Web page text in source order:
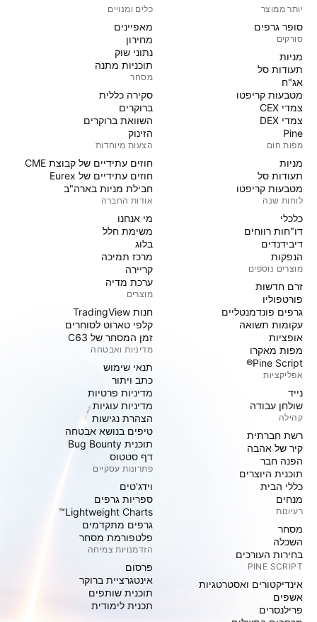
יותר ממוצר
סופר גרפים
סורקים
מניות‏
תעודות סל
אג"ח
מטבעות קריפטו
צמדי CEX
צמדי DEX
Pine
מפות חום
מניות‏
תעודות סל
מטבעות קריפטו
לוחות שנה
כלכלי
דו"חות רווחים
דיבידנדים
הנפקות
מוצרים נוספים
זרם חדשות
פורטפוליו
גרפים פונדמנטליים
עקומות תשואה
אופציות
מפות מאקרו
Pine Script®
אפליקציות
נייד
שולחן עבודה
קהילה
רשת חברתית
קיר של אהבה
הפנה חבר
תוכנית היוצרים
כללי הבית
מנחים
רעיונות
מסחר
השכלה
בחירות העורכים
PINE SCRIPT
אינדיקטורים ואסטרטגיות
אשפים
פרילנסרים
כלים ומנויים
מאפיינים
מחירון
נתוני שוק
תוכניות מתנה
מסחר
סקירה כללית
ברוקרים
השוואת ברוקרים
הזינוק
הצעות מיוחדות
חוזים עתידיים של קבוצת CME
חוזים עתידיים של Eurex
חבילת מניות בארה"ב
אודות החברה
מי אנחנו
משימת חלל
בלוג
מרכז תמיכה
קריירה
ערכת מדיה
מוצרים
חנות TradingView
קלפי טארוט לסוחרים
זמן המסחר של C63
מדיניות ואבטחה
תנאי שימוש
כתב ויתור
מדיניות פרטיות
מדיניות עוגיות
הצהרת נגישות
טיפים בנושא אבטחה
תוכנית Bug Bounty
דף סטטוס
פתרונות עסקיים
וידג'טים
ספריות גרפים
Lightweight Charts™
גרפים מתקדמים
פלטפורמת מסחר
הזדמנויות צמיחה
פּרסום
אינטגרציית ברוקר
תוכנית שותפים
תכנית לימודית